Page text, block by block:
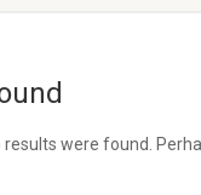
were found.